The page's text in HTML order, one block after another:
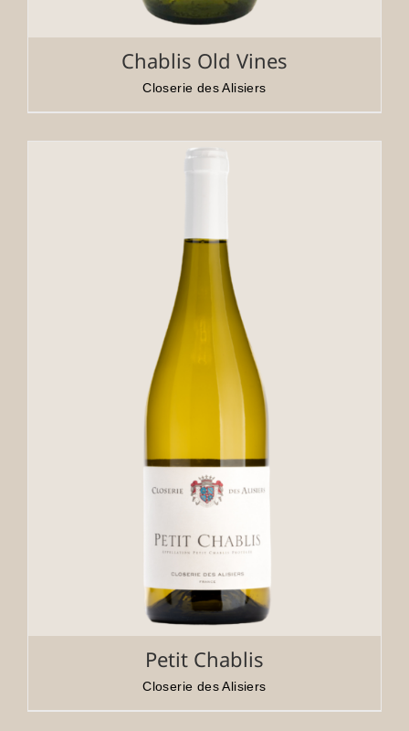
Chablis Old Vines
Closerie des Alisiers
Petit Chablis
Closerie des Alisiers